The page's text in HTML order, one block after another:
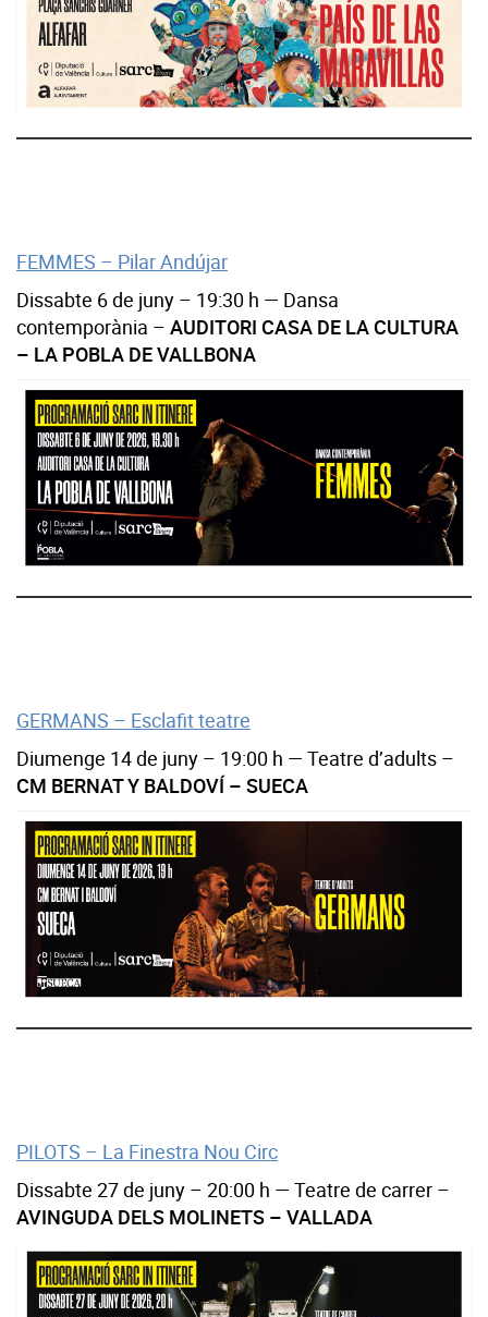
FEMMES – Pilar Andújar
Dissabte 6 de juny – 19:30 h — Dansa
contemporània – AUDITORI CASA DE LA CULTURA
– LA POBLA DE VALLBONA
GERMANS – Esclafit teatre
Diumenge 14 de juny – 19:00 h — Teatre d’adults –
CM BERNAT Y BALDOVÍ – SUECA
PILOTS – La Finestra Nou Circ
Dissabte 27 de juny – 20:00 h — Teatre de carrer –
AVINGUDA DELS MOLINETS – VALLADA